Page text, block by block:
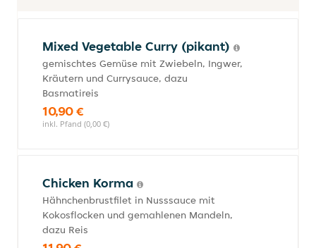
Mixed Vegetable Curry (pikant)
gemischtes Gemüse mit Zwiebeln, Ingwer,
Kräutern und Currysauce, dazu
Basmatireis
10,90 €
inkl. Pfand (0,00 €)
Chicken Korma
Hähnchenbrustfilet in Nusssauce mit
Kokosflocken und gemahlenen Mandeln,
dazu Reis